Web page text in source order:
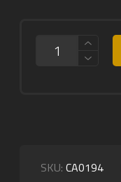
SKU:CA0194